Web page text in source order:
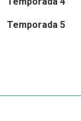
Temporada 5